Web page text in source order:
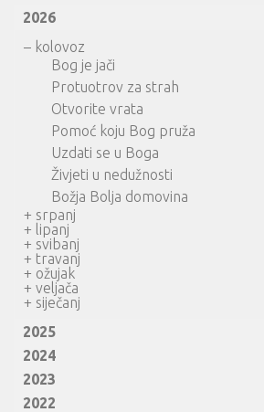
2026
– kolovoz
Bog je jači
Protuotrov za strah
Otvorite vrata
Pomoć koju Bog pruža
Uzdati se u Boga
Živjeti u nedužnosti
Božja Bolja domovina
+ srpanj
+ lipanj
+ svibanj
+ travanj
+ ožujak
+ veljača
+ siječanj
2025
2024
2023
2022